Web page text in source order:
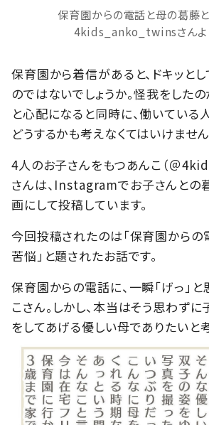
保育園からの電話と母の葛藤
4kids_anko_twinsさんよ
保育園から着信があると、ドキッと
のではないでしょうか。怪我をした
と心配になると同時に、働いている
どうするかも考えなくてはいけません
4人のお子さんをもつあんこ（＠
さんは、Instagramでお子さんとの
画にして投稿しています。
今回投稿されたのは「保育園から
苦悩」と題されたお話です。
保育園からの電話に、一瞬「げっ」
こさん。しかし、本当はそう思わず
をしてあげる優しい母でありたいと